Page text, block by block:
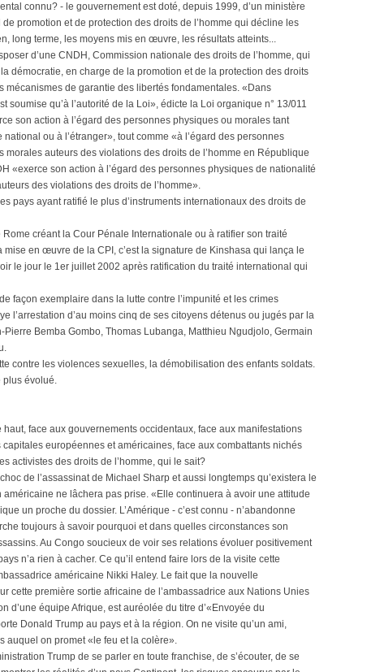
connu? - le gouvernement est doté, depuis 1999, d’un ministère
promotion et de protection des droits de l’homme qui décline les
long terme, les moyens mis en œuvre, les résultats atteints...
d’une CNDH, Commission nationale des droits de l’homme, qui
démocratie, en charge de la promotion et de la protection des droits
mécanismes de garantie des libertés fondamentales. «Dans
soumise qu’à l’autorité de la Loi», édicte la Loi organique n° 13/011
son action à l’égard des personnes physiques ou morales tant
ou à l’étranger», tout comme «à l’égard des personnes
auteurs des violations des droits de l’homme en République
«exerce son action à l’égard des personnes physiques de nationalité
des violations des droits de l’homme».
pays ayant ratifié le plus d’instruments internationaux des droits de
créant la Cour Pénale Internationale ou à ratifier son traité
en œuvre de la CPI, c’est la signature de Kinshasa qui lança le
le jour le 1er juillet 2002 après ratification du traité international qui
façon exemplaire dans la lutte contre l’impunité et les crimes
l’arrestation d’au moins cinq de ses citoyens détenus ou jugés par la
Bemba Gombo, Thomas Lubanga, Matthieu Ngudjolo, Germain
contre les violences sexuelles, la démobilisation des enfants soldats.
plus évolué.
face aux gouvernements occidentaux, face aux manifestations
européennes et américaines, face aux combattants nichés
activistes des droits de l’homme, qui le sait?
de l’assassinat de Michael Sharp et aussi longtemps qu’existera le
ne lâchera pas prise. «Elle continuera à avoir une attitude
un proche du dossier. L’Amérique - c’est connu - n’abandonne
toujours à savoir pourquoi et dans quelles circonstances son
Au Congo soucieux de voir ses relations évoluer positivement
n’a rien à cacher. Ce qu’il entend faire lors de la visite cette
américaine Nikki Haley. Le fait que la nouvelle
cette première sortie africaine de l’ambassadrice aux Nations Unies
d’une équipe Afrique, est auréolée du titre d’«Envoyée du
Donald Trump au pays et à la région. On ne visite qu’un ami,
auquel on promet «le feu et la colère».
Trump de se parler en toute franchise, de s’écouter, de se